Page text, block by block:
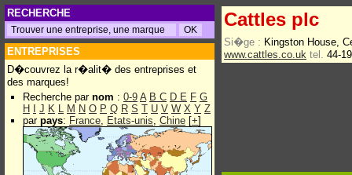
RECHERCHE
ENTREPRISES
D�couvrez la r�alit� des entreprises et
des marques!
Recherche par nom : 0-9 A B C D E F G
H
J K L M N O P Q R S T U V W X Y Z
par pays: France, Etats-unis, Chine [+]
Cattles plc
Si�ge : Kingston House,
www.cattles.co.uk tel. 44-